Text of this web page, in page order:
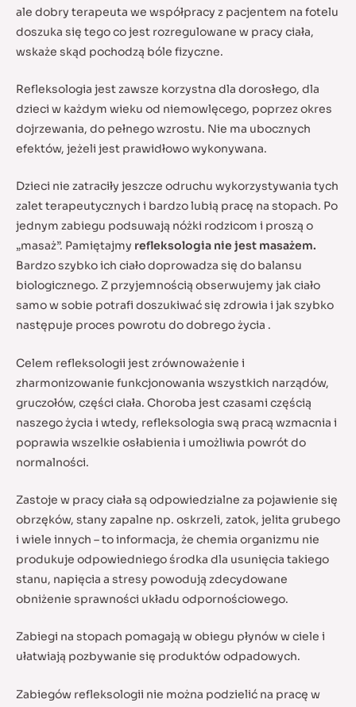
ale dobry terapeuta we współpracy z pacjentem na fotelu
doszuka się tego co jest rozregulowane w pracy ciała,
wskaże skąd pochodzą bóle fizyczne.
Refleksologia jest zawsze korzystna dla dorosłego, dla
dzieci w każdym wieku od niemowlęcego, poprzez okres
dojrzewania, do pełnego wzrostu. Nie ma ubocznych
efektów, jeżeli jest prawidłowo wykonywana.
Dzieci nie zatraciły jeszcze odruchu wykorzystywania tych
zalet terapeutycznych i bardzo lubią pracę na stopach. Po
jednym zabiegu podsuwają nóżki rodzicom i proszą o
„masaż”. Pamiętajmy refleksologia nie jest masażem.
Bardzo szybko ich ciało doprowadza się do balansu
biologicznego. Z przyjemnością obserwujemy jak ciało
samo w sobie potrafi doszukiwać się zdrowia i jak szybko
następuje proces powrotu do dobrego życia .
Celem refleksologii jest zrównoważenie i
zharmonizowanie funkcjonowania wszystkich narządów,
gruczołów, części ciała. Choroba jest czasami częścią
naszego życia i wtedy, refleksologia swą pracą wzmacnia i
poprawia wszelkie osłabienia i umożliwia powrót do
normalności.
Zastoje w pracy ciała są odpowiedzialne za pojawienie się
obrzęków, stany zapalne np. oskrzeli, zatok, jelita grubego
i wiele innych – to informacja, że chemia organizmu nie
produkuje odpowiedniego środka dla usunięcia takiego
stanu, napięcia a stresy powodują zdecydowane
obniżenie sprawności układu odpornościowego.
Zabiegi na stopach pomagają w obiegu płynów w ciele i
ułatwiają pozbywanie się produktów odpadowych.
Zabiegów refleksologii nie można podzielić na pracę w